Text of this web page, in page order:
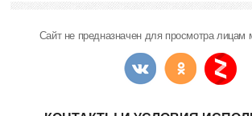
Сайт не предназначен для просмотра